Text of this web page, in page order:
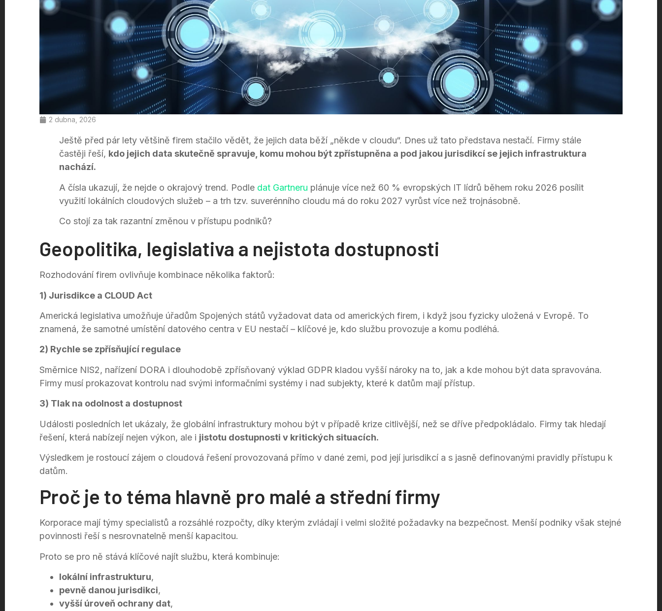
2 dubna, 2026
Ještě před pár lety většině firem stačilo vědět, že jejich data běží „někde v cloudu“. Dnes už tato představa nestačí. Firmy stále
častěji řeší, kdo jejich data skutečně spravuje, komu mohou být zpřístupněna a pod jakou jurisdikcí se jejich infrastruktura
nachází.
A čísla ukazují, že nejde o okrajový trend. Podle dat Gartneru plánuje více než 60 % evropských IT lídrů během roku 2026 posílit
využití lokálních cloudových služeb – a trh tzv. suverénního cloudu má do roku 2027 vyrůst více než trojnásobně.
Co stojí za tak razantní změnou v přístupu podniků?
Geopolitika, legislativa a nejistota dostupnosti
Rozhodování firem ovlivňuje kombinace několika faktorů:
1) Jurisdikce a CLOUD Act
Americká legislativa umožňuje úřadům Spojených států vyžadovat data od amerických firem, i když jsou fyzicky uložená v Evropě. To
znamená, že samotné umístění datového centra v EU nestačí – klíčové je, kdo službu provozuje a komu podléhá.
2) Rychle se zpřísňující regulace
Směrnice NIS2, nařízení DORA i dlouhodobě zpřísňovaný výklad GDPR kladou vyšší nároky na to, jak a kde mohou být data spravována.
Firmy musí prokazovat kontrolu nad svými informačními systémy i nad subjekty, které k datům mají přístup.
3) Tlak na odolnost a dostupnost
Události posledních let ukázaly, že globální infrastruktury mohou být v případě krize citlivější, než se dříve předpokládalo. Firmy tak hledají
řešení, která nabízejí nejen výkon, ale i jistotu dostupnosti v kritických situacích.
Výsledkem je rostoucí zájem o cloudová řešení provozovaná přímo v dané zemi, pod její jurisdikcí a s jasně definovanými pravidly přístupu k
datům.
Proč je to téma hlavně pro malé a střední firmy
Korporace mají týmy specialistů a rozsáhlé rozpočty, díky kterým zvládají i velmi složité požadavky na bezpečnost. Menší podniky však stejné
povinnosti řeší s nesrovnatelně menší kapacitou.
Proto se pro ně stává klíčové najít službu, která kombinuje:
lokální infrastrukturu,
pevně danou jurisdikci,
vyšší úroveň ochrany dat,